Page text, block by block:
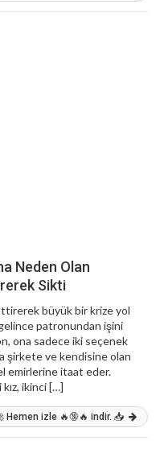
Neden Olan
Sikti
büyük bir krize yol
patronundan işini
ona sadece iki seçenek
şirkete ve kendisine olan
emirlerine itaat eder.
ikinci […]
Hemen izle 🔥🔞🔥 indir. 📥